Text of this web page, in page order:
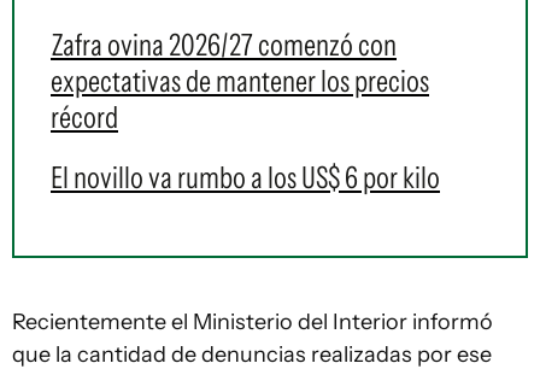
Zafra ovina 2026/27 comenzó con
expectativas de mantener los precios
récord
El novillo va rumbo a los US$ 6 por kilo
Recientemente el Ministerio del Interior informó
que la cantidad de denuncias realizadas por ese